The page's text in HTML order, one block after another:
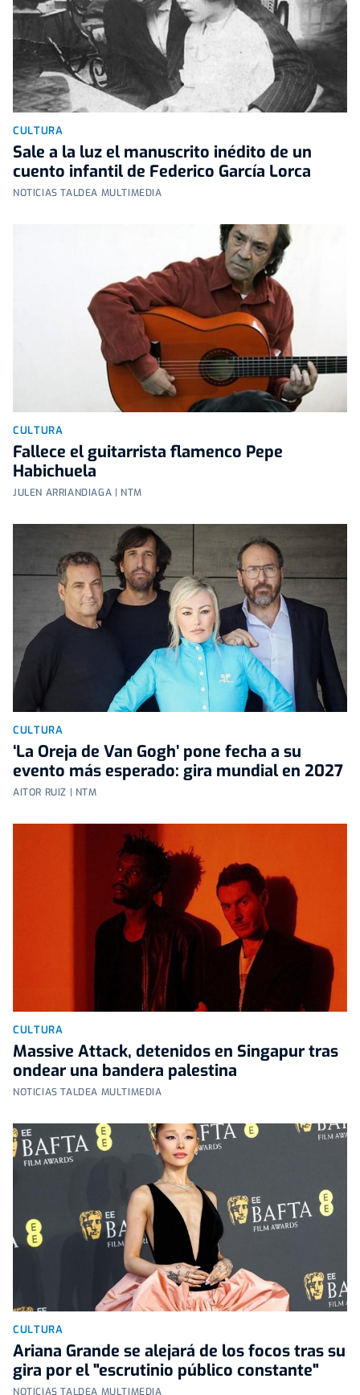
CULTURA
Sale a la luz el manuscrito inédito de un
cuento infantil de Federico García Lorca
NOTICIAS TALDEA MULTIMEDIA
CULTURA
Fallece el guitarrista flamenco Pepe
Habichuela
JULEN ARRIANDIAGA | NTM
CULTURA
‘La Oreja de Van Gogh’ pone fecha a su
evento más esperado: gira mundial en 2027
AITOR RUIZ | NTM
CULTURA
Massive Attack, detenidos en Singapur tras
ondear una bandera palestina
NOTICIAS TALDEA MULTIMEDIA
CULTURA
Ariana Grande se alejará de los focos tras su
gira por el "escrutinio público constante"
NOTICIAS TALDEA MULTIMEDIA